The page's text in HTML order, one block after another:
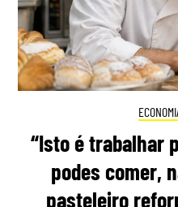
“Isto é trabalhar
podes comer,
pasteleiro